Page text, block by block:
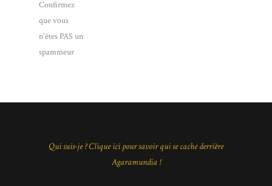
Confirmez
que vous
n'êtes PAS un
spammeur
Qui suis-je ? Clique ici pour savoir qui se cache derrière
Agaramundia !